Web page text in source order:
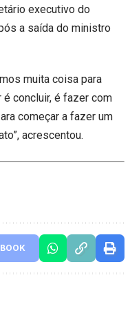
executivo do
a saída do ministro
muita coisa para
concluir, é fazer com
começar a fazer um
acrescentou.